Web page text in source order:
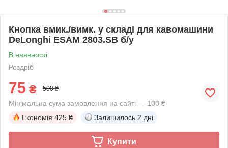
Кнопка вмик./вимк. у складі для кавомашини
DeLonghi ESAM 2803.SB б/у
В наявності
Роздріб
75 ₴ 500 ₴
Мінімальна сума замовлення на сайті — 100 ₴
Економія 425 ₴ Залишилось 2 дні
Купити